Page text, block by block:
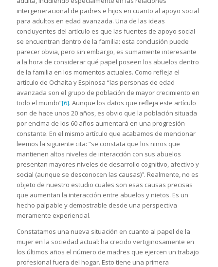
intergeneracional de padres e hijos en cuanto al apoyo social
para adultos en edad avanzada. Una de las ideas
concluyentes del artículo es que las fuentes de apoyo social
se encuentran dentro de la familia: esta conclusión puede
parecer obvia, pero sin embargo, es sumamente interesante
a la hora de considerar qué papel poseen los abuelos dentro
de la familia en los momentos actuales. Como refleja el
artículo de Ochaíta y Espinosa “las personas de edad
avanzada son el grupo de población de mayor crecimiento en
todo el mundo”[6]. Aunque los datos que refleja este artículo
son de hace unos 20 años, es obvio que la población situada
por encima de los 60 años aumentará en una progresión
constante. En el mismo artículo que acabamos de mencionar
leemos la siguiente cita: “se constata que los niños que
mantienen altos niveles de interacción con sus abuelos
presentan mayores niveles de desarrollo cognitivo, afectivo y
social (aunque se desconocen las causas)”. Realmente, no es
objeto de nuestro estudio cuales son esas causas precisas
que aumentan la interacción entre abuelos y nietos. Es un
hecho palpable y demostrable desde una perspectiva
meramente experiencial.
Constatamos una nueva situación en cuanto al papel de la
mujer en la sociedad actual: ha crecido vertiginosamente en
los últimos años el número de madres que ejercen un trabajo
profesional fuera del hogar. Esto tiene una primera